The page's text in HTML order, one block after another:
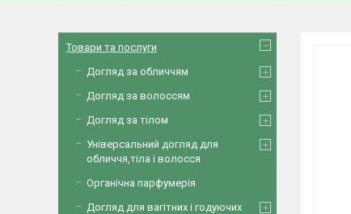
Товари та послуги
Догляд за обличчям
Догляд за волоссям
Догляд за тілом
Універсальний догляд для
обличчя,тіла і волосся
Органічна парфумерія
Догляд для вагітних і годуючих